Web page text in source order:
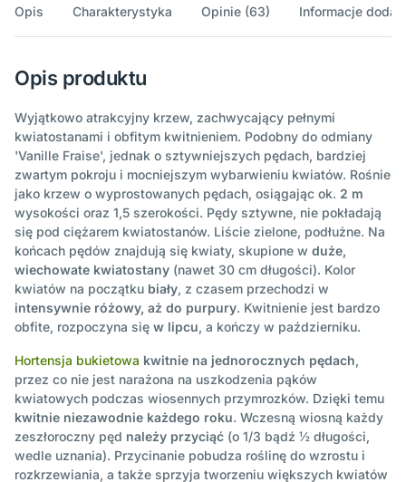
Opis Charakterystyka Opinie (63) Informacje
Opis produktu
Wyjątkowo atrakcyjny krzew, zachwycający pełnymi
kwiatostanami i obfitym kwitnieniem. Podobny do odmiany
'Vanille Fraise', jednak o sztywniejszych pędach, bardziej
zwartym pokroju i mocniejszym wybarwieniu kwiatów. Rośnie
jako krzew o wyprostowanych pędach, osiągając ok. 2 m
wysokości oraz 1,5 szerokości. Pędy sztywne, nie pokładają
się pod ciężarem kwiatostanów. Liście zielone, podłużne. Na
końcach pędów znajdują się kwiaty, skupione w duże,
wiechowate kwiatostany (nawet 30 cm długości). Kolor
kwiatów na początku biały, z czasem przechodzi w
intensywnie różowy, aż do purpury. Kwitnienie jest bardzo
obfite, rozpoczyna się w lipcu, a kończy w październiku.
Hortensja bukietowa kwitnie na jednorocznych pędach,
przez co nie jest narażona na uszkodzenia pąków
kwiatowych podczas wiosennych przymrozków. Dzięki temu
kwitnie niezawodnie każdego roku. Wczesną wiosną każdy
zeszłoroczny pęd należy przyciąć (o 1/3 bądź ½ długości,
wedle uznania). Przycinanie pobudza roślinę do wzrostu i
rozkrzewiania, a także sprzyja tworzeniu większych kwiatów